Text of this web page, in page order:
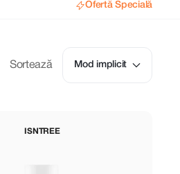
Ofertă Specială
Sortează Mod implicit
ISNTREE